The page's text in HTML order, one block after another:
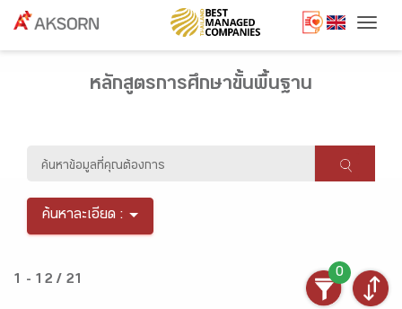
หลักสูตรการศึกษาขั้นพื้นฐาน
ค้นหาละเอียด :
1 - 12 / 21
0